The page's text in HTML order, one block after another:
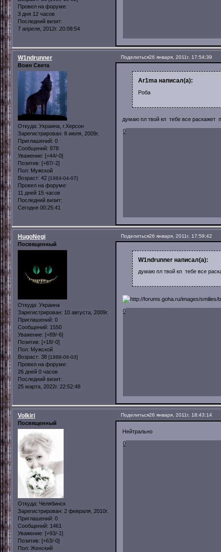
Провел на форуме:
3 дня 12 часов
Последний визит:
7 апреля, 2012г. 20:08:54
Поделиться26 января, 2011г. 17:54:39
W1ndrunner
Воин Света
Откуда: Украина, г.Херсон
Зарегистрирован: 8 июля, 2009г.
Приглашений: 0
Сообщений: 878
Уважение: [+44/-0]
Позитив: [+87/-2]
Пол: Мужской
Возраст: 42 [1984-04-07]
Провел на форуме:
11 дней 15 часов
Последний визит:
Сегодня 00:25:41
Ar1ma написал(а):
Роба
думаю пл твой кп тебе все раскажет
0
Поделиться26 января, 2011г. 17:59:42
HugoNegi
Посвященный
Откуда: Украина
Зарегистрирован: 10 августа, 2009г.
Приглашений: 0
Сообщений: 1550
Уважение: [+89/-6]
Позитив: [+18/-0]
Пол: Мужской
Возраст: 38 [1988-08-03]
Провел на форуме:
26 дней 0 часов
Последний визит:
25 марта, 2022г. 22:52:48
W1ndrunner написал(а):
думаю пл твой кп тебе все
0
Поделиться26 января, 2011г. 18:43:14
Volkiri
Посвященный
Откуда: Челябинск
Зарегистрирован: 2 февраля, 2010г.
Приглашений: 0
Сообщений: 1461
Уважение: [+93/-1]
Позитив: [+63/-0]
Пол: Женский
Нейтрально
0